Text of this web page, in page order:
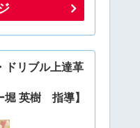
ドリブル上達革
堀 英樹 指導】